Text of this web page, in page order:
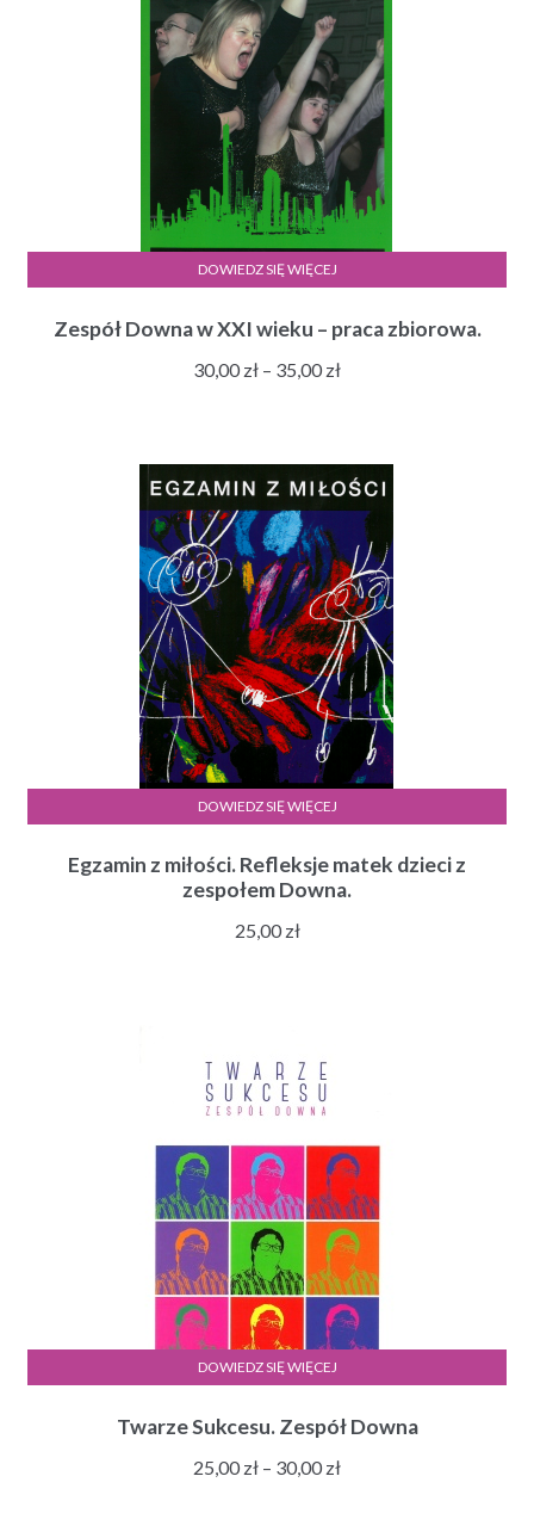
Zespół Downa w XXI wieku – praca zbiorowa.
30,00 zł – 35,00 złZakres
do
35,00 zł
DOWIEDZ SIĘ WIĘCEJ
Egzamin z miłości. Refleksje matek dzieci z
zespołem Downa.
25,00 zł
DOWIEDZ SIĘ WIĘCEJ
Twarze Sukcesu. Zespół Downa
25,00 zł – 30,00 złZakres
DOWIEDZ SIĘ WIĘCEJ